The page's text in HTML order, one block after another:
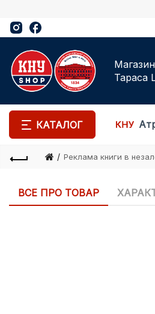
Тараса
КАТАЛОГ
Реклама книги в
ВСЕ ПРО ТОВАР